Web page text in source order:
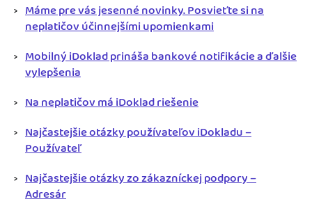
Máme pre vás jesenné novinky. Posvieťte si na
neplatičov účinnejšími upomienkami
Mobilný iDoklad prináša bankové notifikácie a ďalšie
vylepšenia
Na neplatičov má iDoklad riešenie
Najčastejšie otázky používateľov iDokladu –
Používateľ
Najčastejšie otázky zo zákazníckej podpory –
Adresár